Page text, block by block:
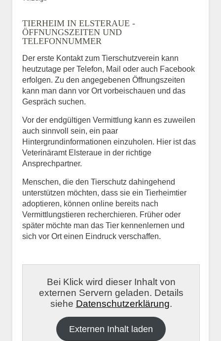
TIERHEIM IN ELSTERAUE -
ÖFFNUNGSZEITEN UND
TELEFONNUMMER
Der erste Kontakt zum Tierschutzverein kann
heutzutage per Telefon, Mail oder auch Facebook
erfolgen. Zu den angegebenen Öffnungszeiten
kann man dann vor Ort vorbeischauen und das
Gespräch suchen.
Vor der endgültigen Vermittlung kann es zuweilen
auch sinnvoll sein, ein paar
Hintergrundinformationen einzuholen. Hier ist das
Veterinäramt Elsteraue in der richtige
Ansprechpartner.
Menschen, die den Tierschutz dahingehend
unterstützen möchten, dass sie ein Tierheimtier
adoptieren, können online bereits nach
Vermittlungstieren recherchieren. Früher oder
später möchte man das Tier kennenlernen und
sich vor Ort einen Eindruck verschaffen.
Bei Klick wird dieser Inhalt von
externen Servern geladen. Details
siehe Datenschutzerklärung.
Externen Inhalt laden